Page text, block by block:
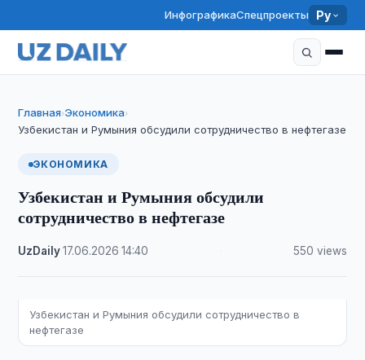
ИнфографикаСпецпроекты Ру
Главная›Экономика›
Узбекистан и Румыния обсудили сотрудничество в нефтегазе
ЭКОНОМИКА
Узбекистан и Румыния обсудили
сотрудничество в нефтегазе
UzDaily·17.06.2026 ·14:40 550 views
Узбекистан и Румыния обсудили сотрудничество в
нефтегазе